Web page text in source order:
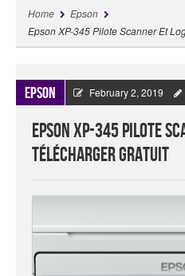
Home
Epson
Epson XP-345 Pilote Scanner Et
Epson February 2, 2019
Epson XP-345 Pilote
Télécharger Gratuit